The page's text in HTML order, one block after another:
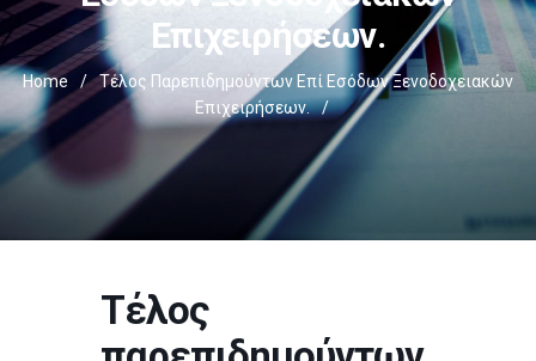
Επιχειρήσεων.
Home /
Τέλος Παρεπιδημούντων Επί Εσόδων Ξενοδοχειακών
Επιχειρήσεων.
/
Τέλος